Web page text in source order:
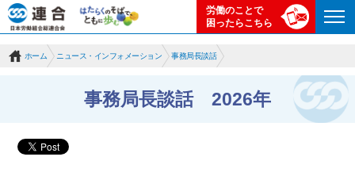
労働のことで
困ったらこちら
ホーム ニュース・インフォメーション 事務局長談話
事務局長談話 2026年